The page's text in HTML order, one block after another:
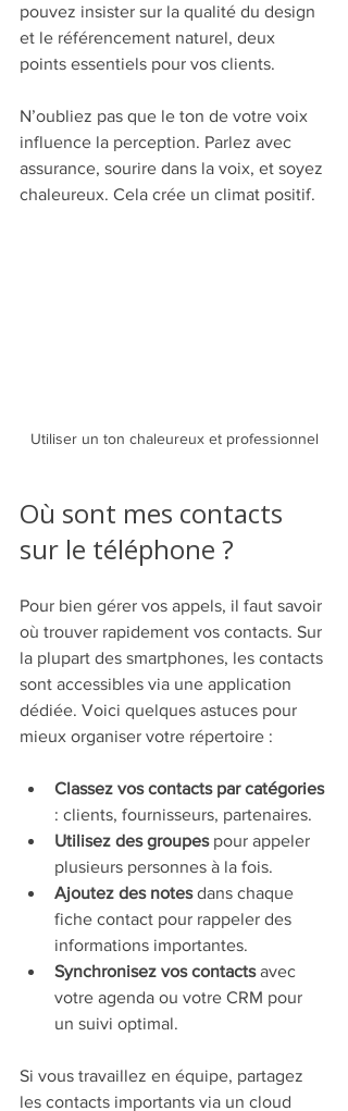
pouvez insister sur la qualité du design
et le référencement naturel, deux
points essentiels pour vos clients.
N’oubliez pas que le ton de votre voix
influence la perception. Parlez avec
assurance, sourire dans la voix, et soyez
chaleureux. Cela crée un climat positif.
Utiliser un ton chaleureux et professionnel
Où sont mes contacts
sur le téléphone ?
Pour bien gérer vos appels, il faut savoir
où trouver rapidement vos contacts. Sur
la plupart des smartphones, les contacts
sont accessibles via une application
dédiée. Voici quelques astuces pour
mieux organiser votre répertoire :
Classez vos contacts par catégories
: clients, fournisseurs, partenaires.
Utilisez des groupes pour appeler
plusieurs personnes à la fois.
Ajoutez des notes dans chaque
fiche contact pour rappeler des
informations importantes.
Synchronisez vos contacts avec
votre agenda ou votre CRM pour
un suivi optimal.
Si vous travaillez en équipe, partagez
les contacts importants via un cloud